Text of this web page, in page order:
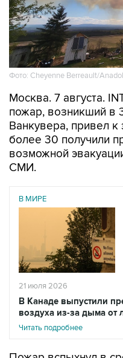
Фото: Cheyenne Berreault/
Москва. 7 августа.
пожар, возникший в
Ванкувера, привел к
более 30 получили
возможной
СМИ.
В МИРЕ
21 июля 2026
В Канаде выпустили
воздуха из-за дыма
Читать подробнее